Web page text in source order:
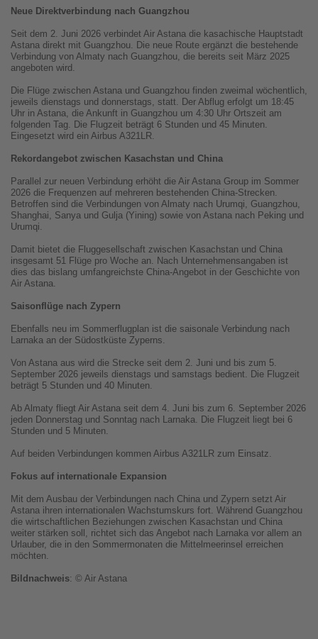
Neue Direktverbindung nach Guangzhou
Seit dem 2. Juni 2026 verbindet Air Astana die kasachische Hauptstadt
Astana direkt mit Guangzhou. Die neue Route ergänzt die bestehende
Verbindung von Almaty nach Guangzhou, die bereits seit März 2025
angeboten wird.
Die Flüge zwischen Astana und Guangzhou finden zweimal wöchentlich,
jeweils dienstags und donnerstags, statt. Der Abflug erfolgt um 18:45
Uhr in Astana, die Ankunft in Guangzhou um 4:30 Uhr Ortszeit am
folgenden Tag. Die Flugzeit beträgt 6 Stunden und 45 Minuten.
Eingesetzt wird ein Airbus A321LR.
Rekordangebot zwischen Kasachstan und China
Parallel zur neuen Verbindung erhöht die Air Astana Group im Sommer
2026 die Frequenzen auf mehreren bestehenden China-Strecken.
Betroffen sind die Verbindungen von Almaty nach Urumqi, Guangzhou,
Shanghai, Sanya und Gulja (Yining) sowie von Astana nach Peking und
Urumqi.
Damit bietet die Fluggesellschaft zwischen Kasachstan und China
insgesamt 51 Flüge pro Woche an. Nach Unternehmensangaben ist
dies das bislang umfangreichste China-Angebot in der Geschichte von
Air Astana.
Saisonflüge nach Zypern
Ebenfalls neu im Sommerflugplan ist die saisonale Verbindung nach
Larnaka an der Südostküste Zyperns.
Von Astana aus wird die Strecke seit dem 2. Juni und bis zum 5.
September 2026 jeweils dienstags und samstags bedient. Die Flugzeit
beträgt 5 Stunden und 40 Minuten.
Ab Almaty fliegt Air Astana seit dem 4. Juni bis zum 6. September 2026
jeden Donnerstag und Sonntag nach Larnaka. Die Flugzeit liegt bei 6
Stunden und 5 Minuten.
Auf beiden Verbindungen kommen Airbus A321LR zum Einsatz.
Fokus auf internationale Expansion
Mit dem Ausbau der Verbindungen nach China und Zypern setzt Air
Astana ihren internationalen Wachstumskurs fort. Während Guangzhou
die wirtschaftlichen Beziehungen zwischen Kasachstan und China
weiter stärken soll, richtet sich das Angebot nach Larnaka vor allem an
Urlauber, die in den Sommermonaten die Mittelmeerinsel erreichen
möchten.
Bildnachweis: © Air Astana